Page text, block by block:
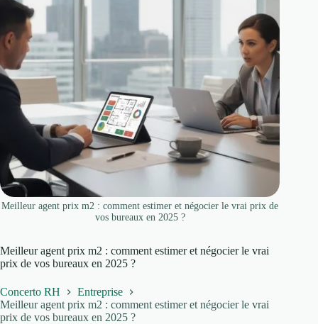
Meilleur agent prix m2 : comment estimer et négocier le vrai prix de
vos bureaux en 2025 ?
Meilleur agent prix m2 : comment estimer et négocier le vrai
prix de vos bureaux en 2025 ?
Concerto RH
Entreprise
Meilleur agent prix m2 : comment estimer et négocier le vrai
prix de vos bureaux en 2025 ?